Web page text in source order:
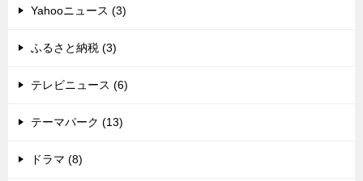
Yahooニュース (3)
ふるさと納税 (3)
テレビニュース (6)
テーマパーク (13)
ドラマ (8)